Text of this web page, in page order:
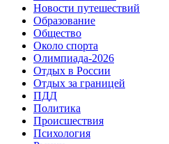
Новости путешествий
Образование
Общество
Около спорта
Олимпиада-2026
Отдых в России
Отдых за границей
ПДД
Политика
Происшествия
Психология